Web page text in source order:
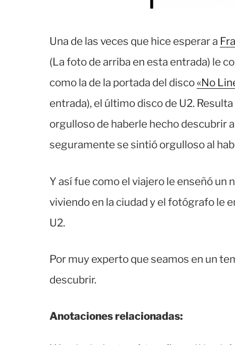
Una de las veces que hice esperar a
(La foto de arriba en esta entrada) le
como la de la portada del disco «No
entrada), el último disco de U2.
orgulloso de haberle hecho descubrir
seguramente se sintió orgulloso al
Y así fue como el viajero le enseñó un
viviendo en la ciudad y el fotógrafo le
U2.
Por muy experto que seamos en un
descubrir.
Anotaciones relacionadas: